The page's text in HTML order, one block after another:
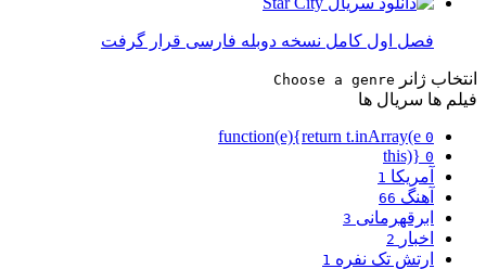
فصل اول کامل نسخه دوبله فارسی قرار گرفت
انتخاب ژانر Choose a genre
فیلم ها سریال ها
function(e){return t.inArray(e 0
this)} 0
آمریکا 1
آهنگ 66
ابرقهرمانی 3
اخبار 2
ارتش تک نفره 1